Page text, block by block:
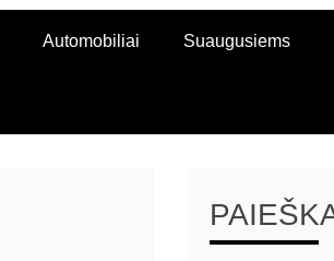
Automobiliai Suaugusiems